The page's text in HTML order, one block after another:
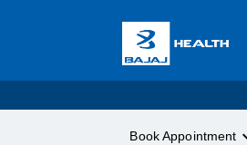
Book Appointment